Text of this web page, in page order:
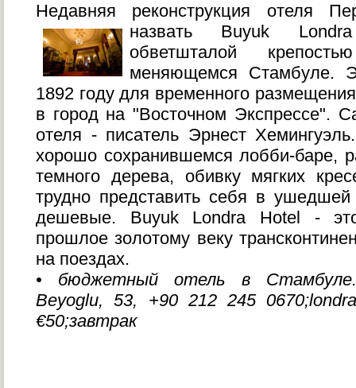
Недавняя реконструкция отеля
назвать Buyuk
обветшталой
меняющемся Стамбуле.
1892 году для временного
в город на "Восточном Экспрессе".
отеля - писатель Эрнест
хорошо сохранившемся лобби-баре,
темного дерева, обивку мягких
трудно представить себя в
дешевые. Buyuk Londra Hotel -
прошлое золотому веку
на поездах.
• бюджетный отель в Стамбуле.
Beyoglu, 53, +90 212 245
€50;завтрак